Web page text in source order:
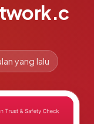
yang lalu